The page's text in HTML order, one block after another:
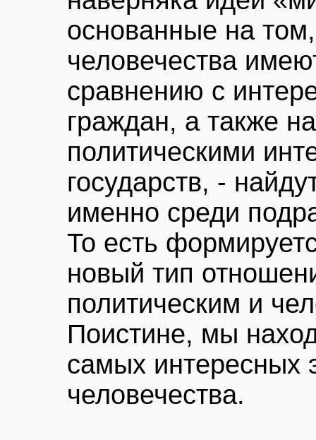
основанные на
человечества
сравнению с
граждан, а также
политическими
государств, -
именно среди
То есть
новый тип
политическим и
Поистине, мы
самых интересных
человечества.